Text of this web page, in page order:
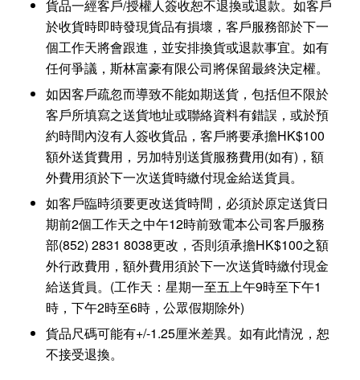
貨品一經客戶/授權人簽收恕不退換或退款。如客戶
於收貨時即時發現貨品有損壞，客戶服務部於下一
個工作天將會跟進，並安排換貨或退款事宜。如有
任何爭議，斯林富豪有限公司將保留最終決定權。
如因客戶疏忽而導致不能如期送貨，包括但不限於
客戶所填寫之送貨地址或聯絡資料有錯誤，或於預
約時間內沒有人簽收貨品，客戶將要承擔HK$100
額外送貨費用，另加特別送貨服務費用(如有)，額
外費用須於下一次送貨時繳付現金給送貨員。
如客戶臨時須要更改送貨時間，必須於原定送貨日
期前2個工作天之中午12時前致電本公司客戶服務
部(852) 2831 8038更改，否則須承擔HK$100之額
外行政費用，額外費用須於下一次送貨時繳付現金
給送貨員。(工作天：星期一至五上午9時至下午1
時，下午2時至6時，公眾假期除外)
貨品尺碼可能有+/-1.25厘米差異。如有此情況，恕
不接受退換。